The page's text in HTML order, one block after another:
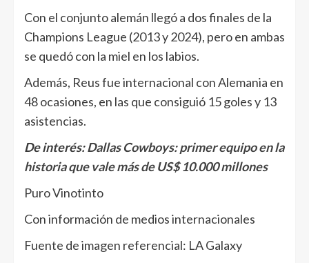
Con el conjunto alemán llegó a dos finales de la
Champions League (2013 y 2024), pero en ambas
se quedó con la miel en los labios.
Además, Reus fue internacional con Alemania en
48 ocasiones, en las que consiguió 15 goles y 13
asistencias.
De interés:Dallas Cowboys: primer equipo en la
historia que vale más de US$ 10.000 millones
Puro Vinotinto
Con información de medios internacionales
Fuente de imagen referencial: LA Galaxy